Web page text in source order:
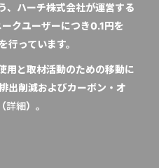
、ハーチ株式会社が運営する
ークユーザーにつき0.1円を
行っています。
用と取材活動のための移動に
出削減およびカーボン・オ
詳細）。